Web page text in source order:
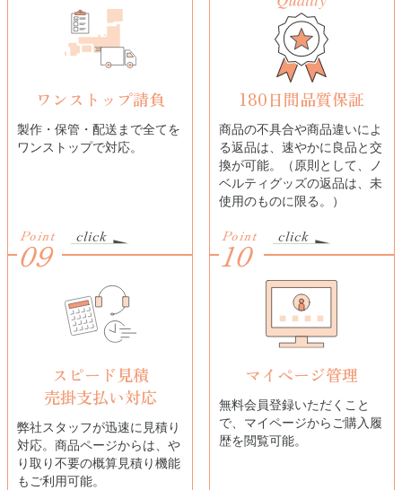
ワンストップ請負
製作・保管・配送まで全てを
ワンストップで対応。
180日間品質保証
商品の不具合や商品違いによ
る返品は、速やかに良品と交
換が可能。（原則として、ノ
ベルティグッズの返品は、未
使用のものに限る。）
Point
09
スピード見積
売掛支払い対応
弊社スタッフが迅速に見積り
対応。商品ページからは、や
り取り不要の概算見積り機能
もご利用可能。
Point
10
マイページ管理
無料会員登録いただくこと
で、マイページからご購入履
歴を閲覧可能。